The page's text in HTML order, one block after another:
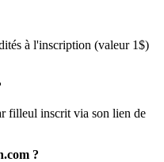
à l'inscription (valeur 1$)
filleul inscrit via son lien de
?